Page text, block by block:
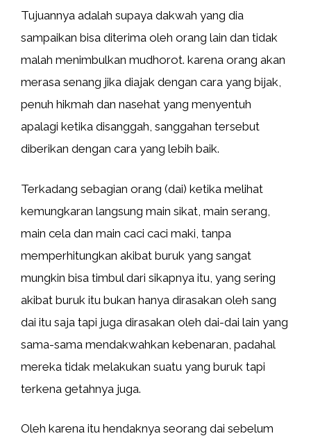
Tujuannya adalah supaya dakwah yang dia
sampaikan bisa diterima oleh orang lain dan tidak
malah menimbulkan mudhorot. karena orang akan
merasa senang jika diajak dengan cara yang bijak,
penuh hikmah dan nasehat yang menyentuh
apalagi ketika disanggah, sanggahan tersebut
diberikan dengan cara yang lebih baik.
Terkadang sebagian orang (dai) ketika melihat
kemungkaran langsung main sikat, main serang,
main cela dan main caci caci maki, tanpa
memperhitungkan akibat buruk yang sangat
mungkin bisa timbul dari sikapnya itu, yang sering
akibat buruk itu bukan hanya dirasakan oleh sang
dai itu saja tapi juga dirasakan oleh dai-dai lain yang
sama-sama mendakwahkan kebenaran, padahal
mereka tidak melakukan suatu yang buruk tapi
terkena getahnya juga.
Oleh karena itu hendaknya seorang dai sebelum